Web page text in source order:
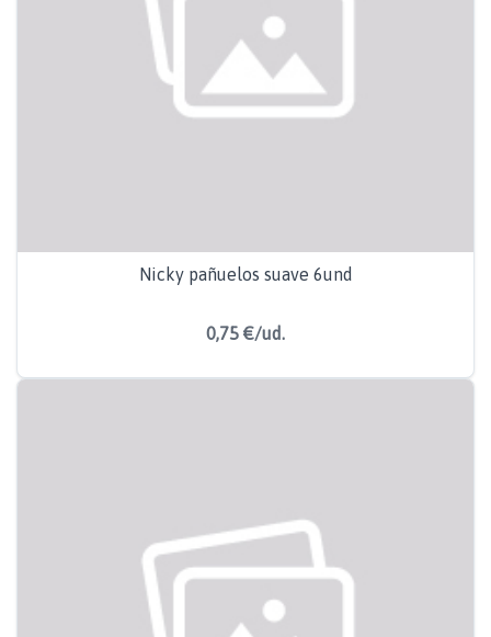
Nicky pañuelos suave 6und
0,75 €/ud.